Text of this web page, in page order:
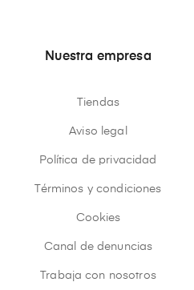
Nuestra empresa
Tiendas
Aviso legal
Política de privacidad
Términos y condiciones
Cookies
Canal de denuncias
Trabaja con nosotros